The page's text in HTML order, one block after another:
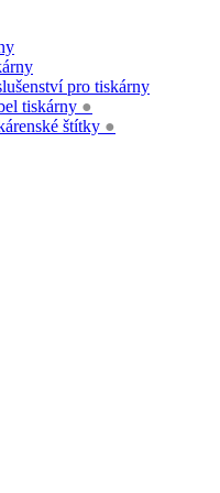
pro tiskárny
tiskárny ●
štítky ●